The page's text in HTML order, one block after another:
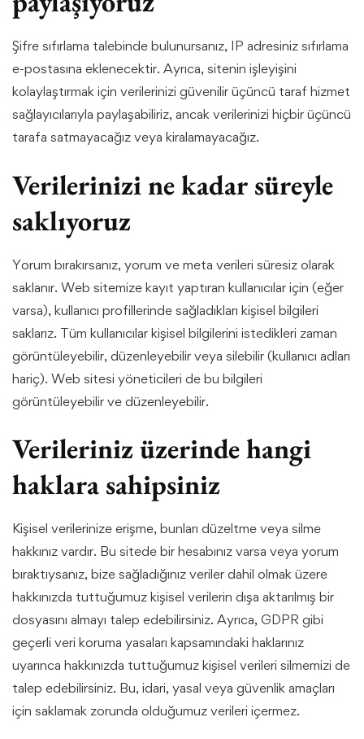
Şifre sıfırlama talebinde bulunursanız, IP adresiniz sıfırlama
e-postasına eklenecektir. Ayrıca, sitenin işleyişini
kolaylaştırmak için verilerinizi güvenilir üçüncü taraf hizmet
sağlayıcılarıyla paylaşabiliriz, ancak verilerinizi hiçbir üçüncü
tarafa satmayacağız veya kiralamayacağız.
Verilerinizi ne kadar süreyle
saklıyoruz
Yorum bırakırsanız, yorum ve meta verileri süresiz olarak
saklanır. Web sitemize kayıt yaptıran kullanıcılar için (eğer
varsa), kullanıcı profillerinde sağladıkları kişisel bilgileri
saklarız. Tüm kullanıcılar kişisel bilgilerini istedikleri zaman
görüntüleyebilir, düzenleyebilir veya silebilir (kullanıcı adları
hariç). Web sitesi yöneticileri de bu bilgileri
görüntüleyebilir ve düzenleyebilir.
Verileriniz üzerinde hangi
haklara sahipsiniz
Kişisel verilerinize erişme, bunları düzeltme veya silme
hakkınız vardır. Bu sitede bir hesabınız varsa veya yorum
bıraktıysanız, bize sağladığınız veriler dahil olmak üzere
hakkınızda tuttuğumuz kişisel verilerin dışa aktarılmış bir
dosyasını almayı talep edebilirsiniz. Ayrıca, GDPR gibi
geçerli veri koruma yasaları kapsamındaki haklarınız
uyarınca hakkınızda tuttuğumuz kişisel verileri silmemizi de
talep edebilirsiniz. Bu, idari, yasal veya güvenlik amaçları
için saklamak zorunda olduğumuz verileri içermez.